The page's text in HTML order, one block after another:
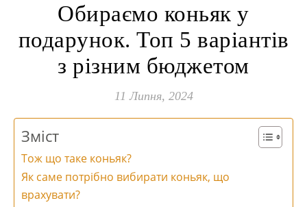
Обираємо коньяк у
подарунок. Топ 5 варіантів
з різним бюджетом
11 Липня, 2024
Зміст
Тож що таке коньяк?
Як саме потрібно вибирати коньяк, що
врахувати?